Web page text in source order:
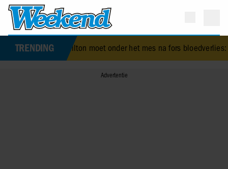
TRENDING
Hilton moet onder het mes na fors bloedverlies: familie doet